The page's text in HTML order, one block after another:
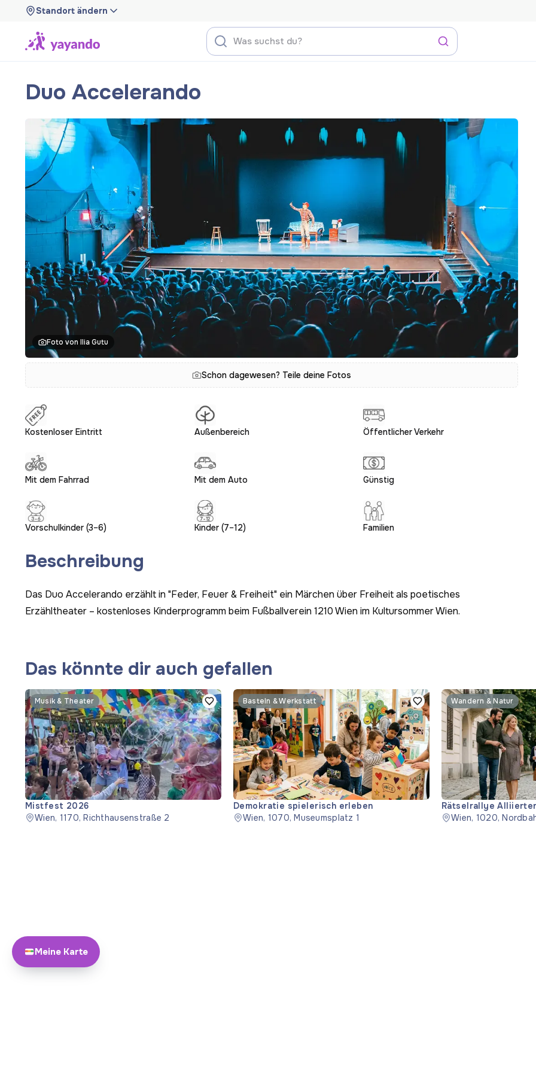
Standort ändern
Duo Accelerando
Foto von Ilia Gutu
Schon dagewesen? Teile deine Fotos
Kostenloser Eintritt Außenbereich Öffentlicher Verkehr
Mit dem Fahrrad Mit dem Auto Günstig
Vorschulkinder (3–6) Kinder (7–12) Familien
Beschreibung
Das Duo Accelerando erzählt in "Feder, Feuer & Freiheit" ein Märchen über Freiheit als poetisches
Erzähltheater – kostenloses Kinderprogramm beim Fußballverein 1210 Wien im Kultursommer Wien.
Das könnte dir auch gefallen
Musik & Theater
Mistfest 2026
Wien, 1170, Richthausenstraße 2
Basteln & Werkstatt
Demokratie spielerisch erleben
Wien, 1070, Museumsplatz 1
Wandern & Natur
Rätselrallye
Wien, 1020,
Meine Karte